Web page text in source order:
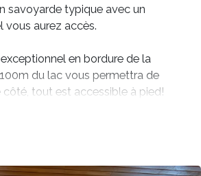
savoyarde typique avec un
vous aurez accès.
en bordure de la
du lac vous permettra de
côté, tout est accessible à pied!
vous séparent de la plage
en famille, cet